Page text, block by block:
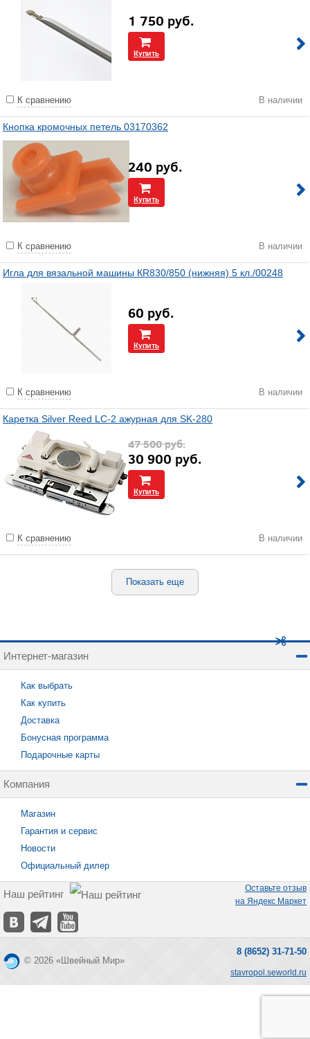
1 750 руб.
Купить
К сравнению В наличии
Кнопка кромочных петель 03170362
240 руб.
Купить
К сравнению В наличии
Игла для вязальной машины КR830/850 (нижняя) 5 кл./00248
60 руб.
Купить
К сравнению В наличии
Каретка Silver Reed LC-2 ажурная для SK-280
47 500руб.
30 900 руб.
Купить
К сравнению В наличии
Показать еще
Интернет-магазин
Как выбрать
Как купить
Доставка
Бонусная программа
Подарочные карты
Компания
Магазин
Гарантия и сервис
Новости
Официальный дилер
Наш рейтинг
Оставьте отзыв
на Яндекс Маркет
© 2026 «Швейный Мир»
8 (8652) 31-71-50
stavropol.seworld.ru